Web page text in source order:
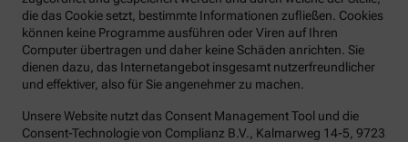
die das Cookie setzt, bestimmte Informationen zufließen. Cookies
können keine Programme ausführen oder Viren auf Ihren
Computer übertragen und daher keine Schäden anrichten. Sie
dienen dazu, das Internetangebot insgesamt nutzerfreundlicher
und effektiver, also für Sie angenehmer zu machen.
Unsere Website nutzt das Consent Management Tool und die
Consent-Technologie von Complianz B.V., Kalmarweg 14-5, 9723